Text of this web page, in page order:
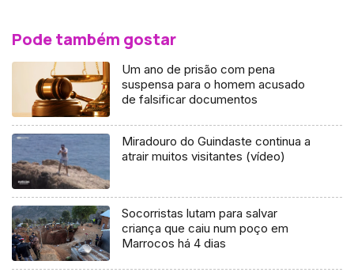
Pode também gostar
Um ano de prisão com pena
suspensa para o homem acusado
de falsificar documentos
Miradouro do Guindaste continua a
atrair muitos visitantes (vídeo)
Socorristas lutam para salvar
criança que caiu num poço em
Marrocos há 4 dias